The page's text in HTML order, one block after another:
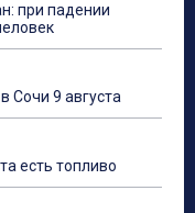
при падении
Сочи 9 августа
есть топливо